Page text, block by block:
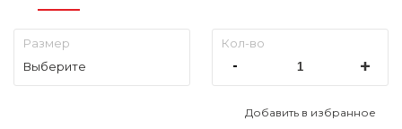
Выберите
Добавить в избранное